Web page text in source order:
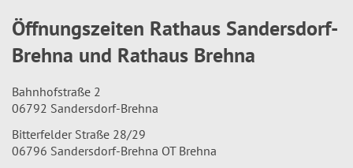
Öffnungszeiten Rathaus Sandersdorf-
Brehna und Rathaus Brehna
Bahnhofstraße 2
06792 Sandersdorf-Brehna
Bitterfelder Straße 28/29
06796 Sandersdorf-Brehna OT Brehna